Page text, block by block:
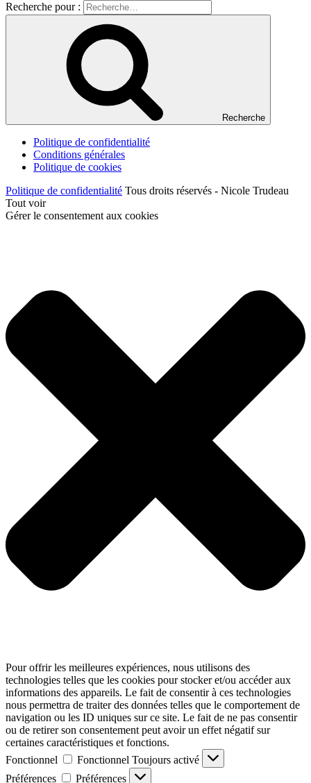
Recherche pour :
Recherche
Politique de confidentialité
Conditions générales
Politique de cookies
Politique de confidentialité Tous droits réservés - Nicole Trudeau
Tout voir
Gérer le consentement aux cookies
Pour offrir les meilleures expériences, nous utilisons des
technologies telles que les cookies pour stocker et/ou accéder aux
informations des appareils. Le fait de consentir à ces technologies
nous permettra de traiter des données telles que le comportement de
navigation ou les ID uniques sur ce site. Le fait de ne pas consentir
ou de retirer son consentement peut avoir un effet négatif sur
certaines caractéristiques et fonctions.
Fonctionnel
Fonctionnel Toujours activé
Préférences
Préférences